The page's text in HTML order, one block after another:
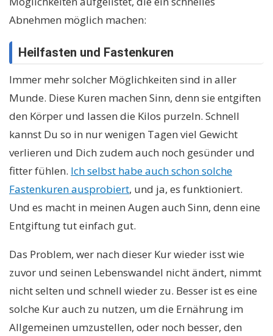
Abnehmen möglich machen:
Heilfasten und Fastenkuren
Immer mehr solcher Möglichkeiten sind in aller
Munde. Diese Kuren machen Sinn, denn sie entgiften
den Körper und lassen die Kilos purzeln. Schnell
kannst Du so in nur wenigen Tagen viel Gewicht
verlieren und Dich zudem auch noch gesünder und
fitter fühlen. Ich selbst habe auch schon solche
Fastenkuren ausprobiert, und ja, es funktioniert.
Und es macht in meinen Augen auch Sinn, denn eine
Entgiftung tut einfach gut.
Das Problem, wer nach dieser Kur wieder isst wie
zuvor und seinen Lebenswandel nicht ändert, nimmt
nicht selten und schnell wieder zu. Besser ist es eine
solche Kur auch zu nutzen, um die Ernährung im
Allgemeinen umzustellen, oder noch besser, den